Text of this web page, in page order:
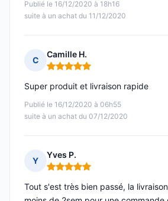
Publié le 16/12/2020 à 18h16
suite à un achat du 11/12/2020
C
Camille H.
Note : 5 sur 5
Publié le 16/12/2020 à 06h55
suite à un achat du 07/12/2020
Super produit et livraison rapide
Y
Yves P.
Note : 5 sur 5
Tout s'est très bien passé, la